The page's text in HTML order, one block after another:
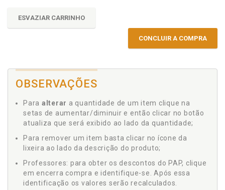
ESVAZIAR CARRINHO
CONCLUIR A COMPRA
OBSERVAÇÕES
Para alterar a quantidade de um item clique na
setas de aumentar/diminuir e então clicar no botão
atualiza que será exibido ao lado da quantidade;
Para remover um item basta clicar no ícone da
lixeira ao lado da descrição do produto;
Professores: para obter os descontos do PAP, clique
em encerra compra e identifique-se. Após essa
identificação os valores serão recalculados.